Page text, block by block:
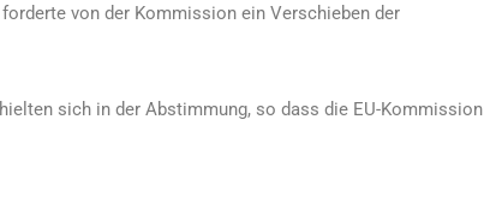
von der Kommission ein Verschieben der
sich in der Abstimmung, so dass die EU-Kommission